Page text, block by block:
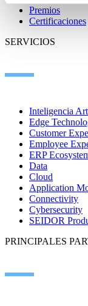
Premios
Certificaciones
SERVICIOS
Inteligencia
Edge
Customer
Employee
ERP
Data
Cloud
Application
Connectivity
Cybersecurity
SEIDOR
PRINCIPALES